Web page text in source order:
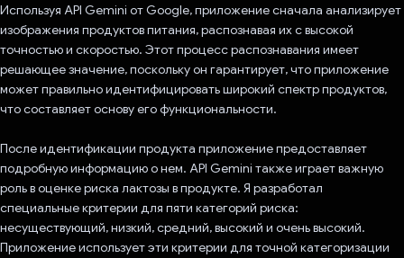
Используя API Gemini от Google, приложение сначала анализирует
изображения продуктов питания, распознавая их с высокой
точностью и скоростью. Этот процесс распознавания имеет
решающее значение, поскольку он гарантирует, что приложение
может правильно идентифицировать широкий спектр продуктов,
что составляет основу его функциональности.
После идентификации продукта приложение предоставляет
подробную информацию о нем. API Gemini также играет важную
роль в оценке риска лактозы в продукте. Я разработал
специальные критерии для пяти категорий риска:
несуществующий, низкий, средний, высокий и очень высокий.
Приложение использует эти критерии для точной категоризации